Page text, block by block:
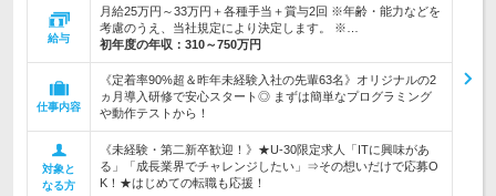
給与
月給25万円～33万円＋各種手当＋賞与2回 ※年齢・能力などを
考慮のうえ、当社規定により決定します。 ※…
初年度の年収： 310～750万円
仕事内容
《定着率90%超＆昨年未経験入社の先輩63名》オリジナルの2
ヵ月導入研修で安心スタート◎ まずは簡単なプログラミング
や動作テストから！
対象と
なる方
《未経験・第二新卒歓迎！》★U-30限定求人「ITに興味があ
る」「成長業界でチャレンジしたい」⇒その想いだけで応募O
K！★はじめての転職も応援！